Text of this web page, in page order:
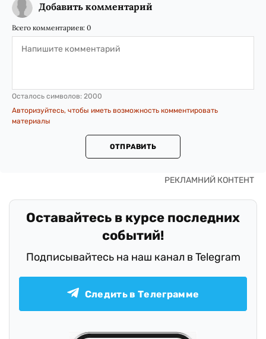
Добавить комментарий
Всего комментариев: 0
Осталось символов: 2000
Авторизуйтесь, чтобы иметь возможность комментировать
материалы
ОТПРАВИТЬ
Оставайтесь в курсе последних
событий!
Подписывайтесь на наш канал в Telegram
Следить в Телеграмме